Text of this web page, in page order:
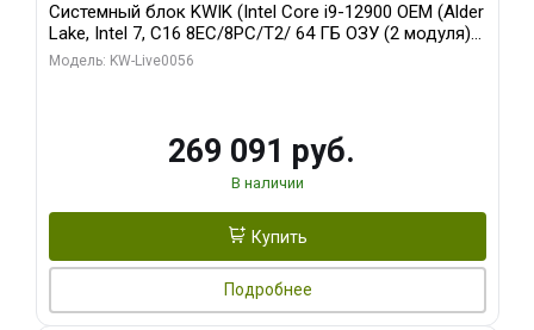
Системный блок KWIK (Intel Core i9-12900 OEM (Alder
Lake, Intel 7, C16 8EC/8PC/T2/ 64 ГБ ОЗУ (2 модуля)/
Palit RTX5080 INFINITY 3 OC 16GB GDDR7 256bit 3xDP
Модель: KW-Live0056
269 091 руб.
В наличии
Купить
Подробнее